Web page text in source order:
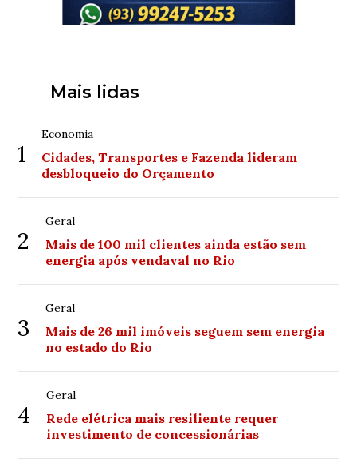
Mais lidas
1
Economia
Cidades, Transportes e Fazenda lideram
desbloqueio do Orçamento
2
Geral
Mais de 100 mil clientes ainda estão sem
energia após vendaval no Rio
3
Geral
Mais de 26 mil imóveis seguem sem energia
no estado do Rio
4
Geral
Rede elétrica mais resiliente requer
investimento de concessionárias